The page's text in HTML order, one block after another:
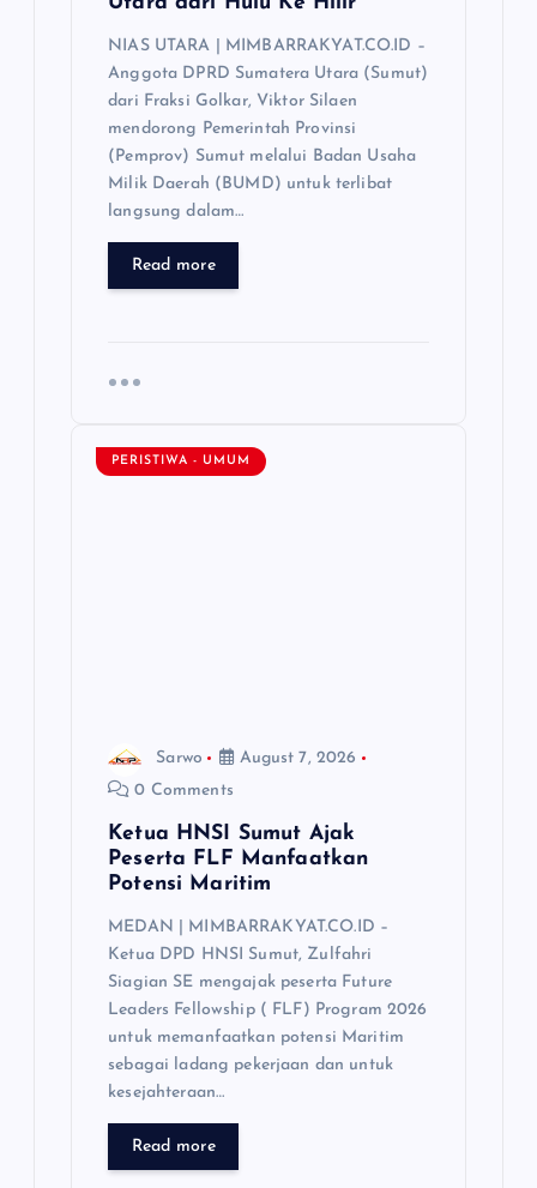
NIAS UTARA | MIMBARRAKYAT.CO.ID –
Anggota DPRD Sumatera Utara (Sumut)
dari Fraksi Golkar, Viktor Silaen
mendorong Pemerintah Provinsi
(Pemprov) Sumut melalui Badan Usaha
Milik Daerah (BUMD) untuk terlibat
langsung dalam…
Read more
PERISTIWA - UMUM
Sarwo
August 7, 2026
0 Comments
Ketua HNSI Sumut Ajak
Peserta FLF Manfaatkan
Potensi Maritim
MEDAN | MIMBARRAKYAT.CO.ID –
Ketua DPD HNSI Sumut, Zulfahri
Siagian SE mengajak peserta Future
Leaders Fellowship ( FLF) Program 2026
untuk memanfaatkan potensi Maritim
sebagai ladang pekerjaan dan untuk
kesejahteraan…
Read more